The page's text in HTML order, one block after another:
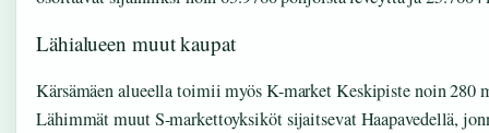
Lähialueen muut kaupat
Kärsämäen alueella toimii myös K-market Keskipiste noin 280
Lähimmät muut S-markettoyksiköt sijaitsevat Haapavedellä,